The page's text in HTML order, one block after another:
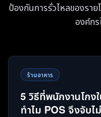
ป้องกันการรั่วไหลของรา
องค์กร
ร้านอาหาร
5 วิธีที่พนักงานโก
ทำไม POS จึงจับไ